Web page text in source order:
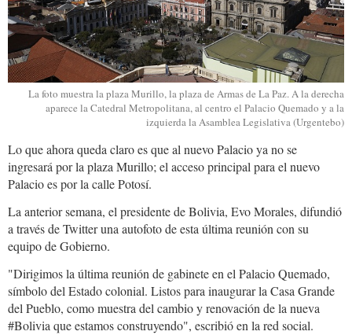
La foto muestra la plaza Murillo, la plaza de Armas de La Paz. A la derecha
aparece la Catedral Metropolitana, al centro el Palacio Quemado y a la
izquierda la Asamblea Legislativa (Urgentebo)
Lo que ahora queda claro es que al nuevo Palacio ya no se
ingresará por la plaza Murillo; el acceso principal para el nuevo
Palacio es por la calle Potosí.
La anterior semana, el presidente de Bolivia, Evo Morales, difundió
a través de Twitter una autofoto de esta última reunión con su
equipo de Gobierno.
"Dirigimos la última reunión de gabinete en el Palacio Quemado,
símbolo del Estado colonial. Listos para inaugurar la Casa Grande
del Pueblo, como muestra del cambio y renovación de la nueva
#Bolivia que estamos construyendo", escribió en la red social.